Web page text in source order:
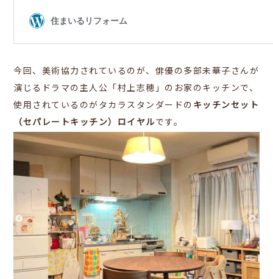
今回、美術協力されているのが、俳優の多部未華子さんが
演じるドラマの主人公「村上志穂」のお家のキッチンで、
使用されているのがタカラスタンダードのキッチンセット
（セパレートキッチン）ロイヤルです。